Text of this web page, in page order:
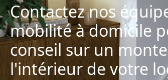
Contactez nos
mobilité à domicile
conseil sur un
l'intérieur de votre